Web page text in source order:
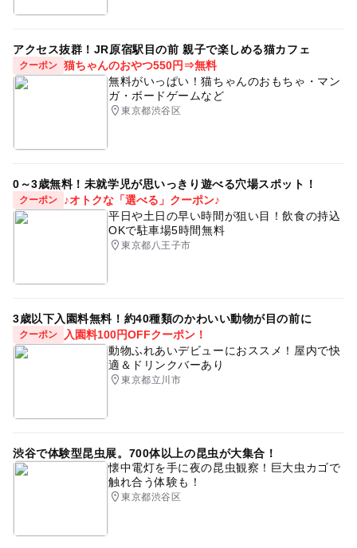
アクセス抜群！JR原宿駅目の前 親子で楽しめる猫カフェ
クーポン 猫ちゃんのおやつ550円⇒無料
無料がいっぱい！猫ちゃんのおもちゃ・マン
ガ・ボードゲームなど
東京都渋谷区
0～3歳無料！未就学児が思いっきり遊べる穴場スポット！
クーポン
♪オトクな「選べる」クーポン♪
平日や土日の早い時間が狙い目！飲食の持込
OKで駐車場5時間無料
東京都八王子市
3歳以下入園料無料！約40種類のかわいい動物が目の前に
クーポン
入園料100円OFFクーポン！
動物ふれあいデビューにおススメ！屋内で快
適＆ドリンクバーあり
東京都立川市
渋谷で体験型昆虫展。700体以上の昆虫が大集合！
懐中電灯を手に夜の昆虫観察！巨大虫カゴで
触れ合う体験も！
東京都渋谷区